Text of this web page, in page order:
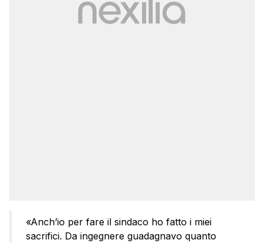
«Anch’io per fare il sindaco ho fatto i miei
sacrifici. Da ingegnere guadagnavo quanto